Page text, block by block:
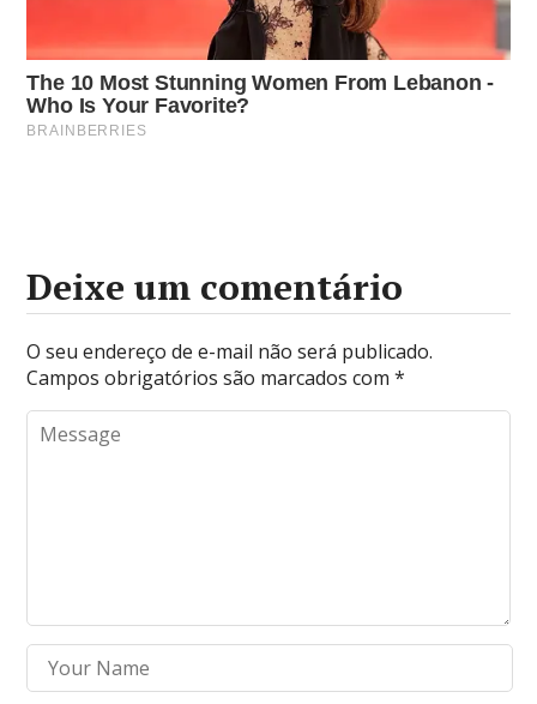
Deixe um comentário
O seu endereço de e-mail não será publicado.
Campos obrigatórios são marcados com*